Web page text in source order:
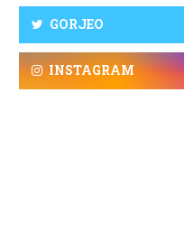
GORJEO
INSTAGRAM